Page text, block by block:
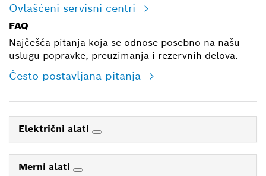
Ovlašćeni servisni centri
FAQ
Najčešća pitanja koja se odnose posebno na našu
uslugu popravke, preuzimanja i rezervnih delova.
Često postavljana pitanja
Električni alati
Merni alati